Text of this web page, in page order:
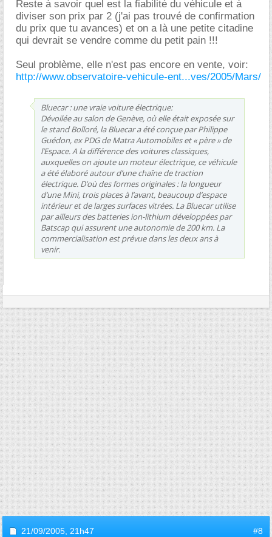
Reste à savoir quel est la fiabilité du véhicule et à
diviser son prix par 2 (j'ai pas trouvé de confirmation
du prix que tu avances) et on a là une petite citadine
qui devrait se vendre comme du petit pain !!!
Seul problème, elle n'est pas encore en vente, voir:
http://www.observatoire-vehicule-ent...ves/2005/Mars/
Bluecar : une vraie voiture électrique:
Dévoilée au salon de Genève, où elle était exposée sur
le stand Bolloré, la Bluecar a été conçue par Philippe
Guédon, ex PDG de Matra Automobiles et « père » de
l’Espace. A la différence des voitures classiques,
auxquelles on ajoute un moteur électrique, ce véhicule
a été élaboré autour d’une chaîne de traction
électrique. D’où des formes originales : la longueur
d’une Mini, trois places à l’avant, beaucoup d’espace
intérieur et de larges surfaces vitrées. La Bluecar utilise
par ailleurs des batteries ion-lithium développées par
Batscap qui assurent une autonomie de 200 km. La
commercialisation est prévue dans les deux ans à
venir.
21/09/2005, 21h47 #8